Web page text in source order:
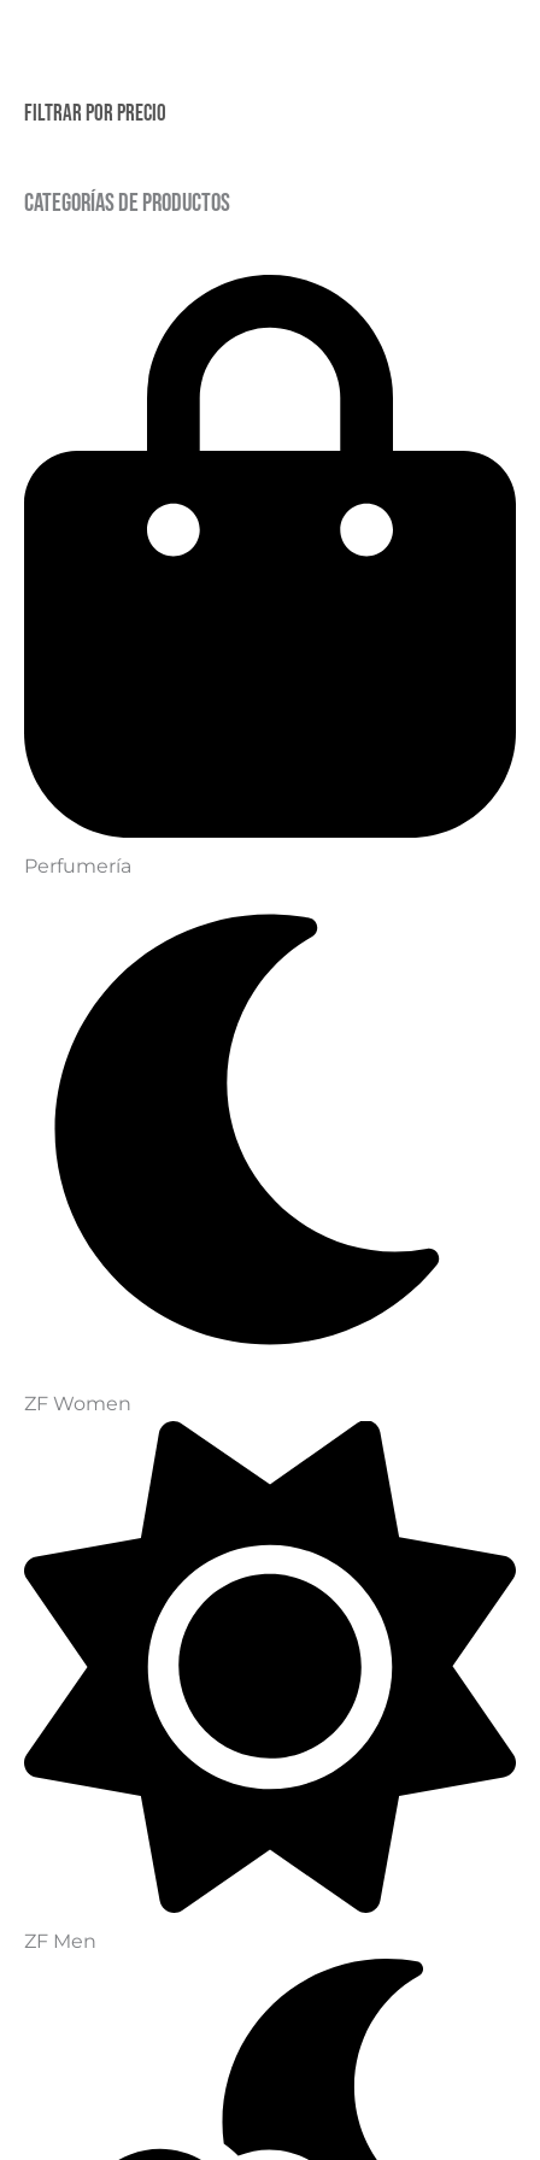
Filtrar por precio
Categorías de productos
Perfumería
ZF Women
ZF Men